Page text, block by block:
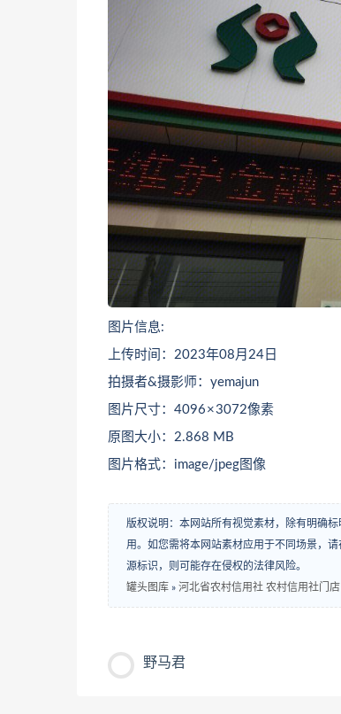
图片信息:
上传时间：2023年08月24日
拍摄者&摄影师：yemajun
图片尺寸：4096 × 3072像素
原图大小：2.868 MB
图片格式：image/jpeg图像
版权说明：本网站所有视觉素材，除有明确
用。如您需将本网站素材应用于不同场景，
源标识，则可能存在侵权的法律风险。
罐头图库 » 河北省农村信用社 农村信用社门店
野马君